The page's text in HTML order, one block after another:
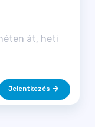
át, heti
Jelentkezés